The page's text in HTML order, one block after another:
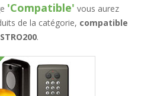
'Compatible' vous aurez
de la catégorie, compatible
.